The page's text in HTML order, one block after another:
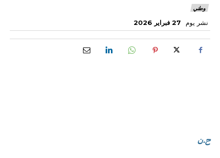
وطني
نشر يوم 27 فبراير 2026
ح.ن